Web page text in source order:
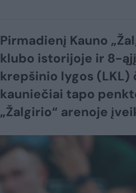
Pirmadienį Kauno
klubo istorijoje ir 8-
krepšinio lygos
kauniečiai tapo
„Žalgirio“ arenoje